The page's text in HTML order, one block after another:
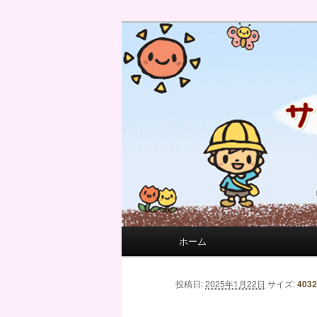
サンフィール保育園のブログ
サンフィール保育園のせんせ
メインコンテンツへ移動
サブコンテンツへ移動
ホーム
画像ナビゲーション
投稿日:2025年1月22日 サイズ: